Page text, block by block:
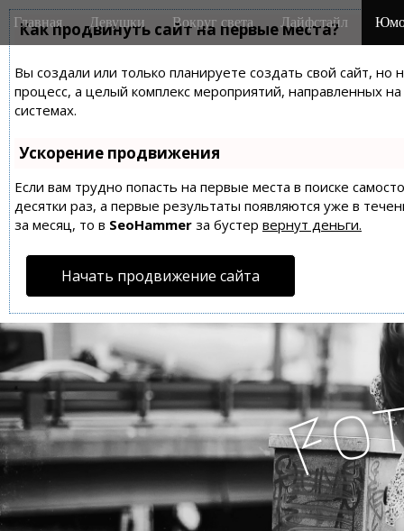
Как продвинуть сайт на первые места?
Вы создали или только планируете создать свой сайт,
процесс, а целый комплекс мероприятий, направленных
системах.
Ускорение продвижения
Если вам трудно попасть на первые места в поиске
десятки раз, а первые результаты появляются уже в
за месяц, то в SeoHammer за бустер вернут деньги.
Начать продвижение сайта
M
a
n
m
e
n
u
i
Главная Девушки Вокруг света Лайфстайл
Fo